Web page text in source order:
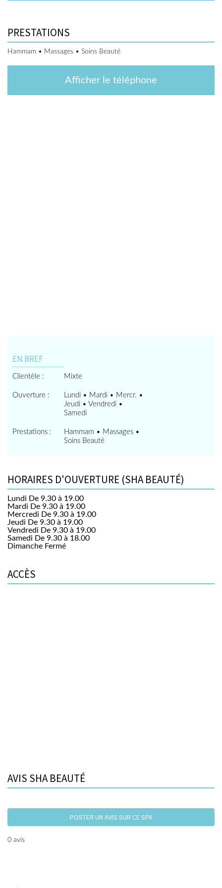
PRESTATIONS
Hammam • Massages • Soins Beauté
Afficher le téléphone
EN BREF
Clientèle : Mixte
Ouverture :
Lundi • Mardi • Mercr. •
Jeudi • Vendredi •
Samedi
Prestations :
Hammam • Massages •
Soins Beauté
HORAIRES D'OUVERTURE (SHA BEAUTÉ)
Lundi De 9.30 à 19.00
Mardi De 9.30 à 19.00
Mercredi De 9.30 à 19.00
Jeudi De 9.30 à 19.00
Vendredi De 9.30 à 19.00
Samedi De 9.30 à 18.00
Dimanche Fermé
ACCÈS
AVIS SHA BEAUTÉ
POSTER UN AVIS SUR CE SPA
0 avis